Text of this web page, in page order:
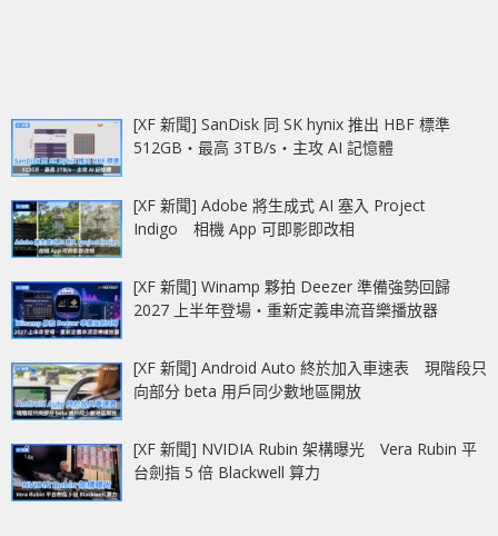
[XF 新聞] SanDisk 同 SK hynix 推出 HBF 標準
512GB‧最高 3TB/s‧主攻 AI 記憶體
[XF 新聞] Adobe 將生成式 AI 塞入 Project
Indigo 相機 App 可即影即改相
[XF 新聞] Winamp 夥拍 Deezer 準備強勢回歸
2027 上半年登場‧重新定義串流音樂播放器
[XF 新聞] Android Auto 終於加入車速表 現階段只
向部分 beta 用戶同少數地區開放
[XF 新聞] NVIDIA Rubin 架構曝光 Vera Rubin 平
台劍指 5 倍 Blackwell 算力